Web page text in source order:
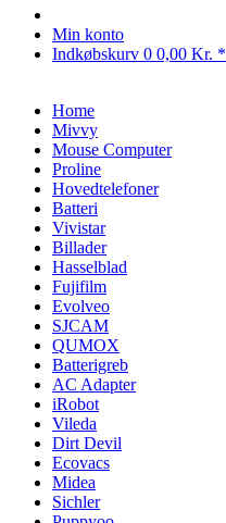
Min konto
Indkøbskurv 0 0,00 Kr. *
Home
Mivvy
Mouse Computer
Proline
Hovedtelefoner
Batteri
Vivistar
Billader
Hasselblad
Fujifilm
Evolveo
SJCAM
QUMOX
Batterigreb
AC Adapter
iRobot
Vileda
Dirt Devil
Ecovacs
Midea
Sichler